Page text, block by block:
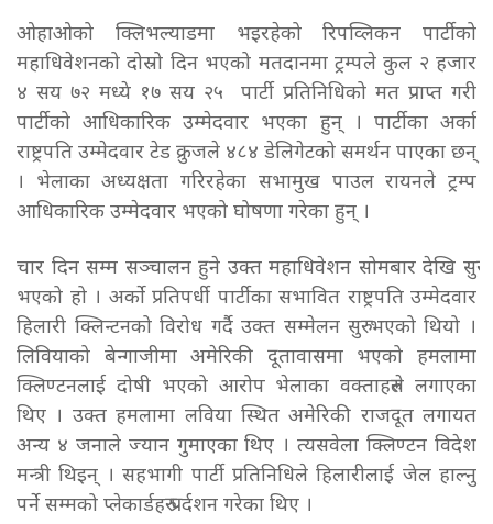
ओहाओको क्लिभल्याडमा भइरहेको रिपव्लिकन पार्टीको
महाधिवेशनको दोस्रो दिन भएको मतदानमा ट्रम्पले कुल २ हजार
४ सय ७२ मध्ये १७ सय २५ पार्टी प्रतिनिधिको मत प्राप्त गरी
पार्टीको आधिकारिक उम्मेदवार भएका हुन् । पार्टीका अर्का
राष्ट्रपति उम्मेदवार टेड क्रुजले ४८४ डेलिगेटको समर्थन पाएका छन्
। भेलाका अध्यक्षता गरिरहेका सभामुख पाउल रायनले ट्रम्प
आधिकारिक उम्मेदवार भएको घोषणा गरेका हुन् ।
चार दिन सम्म सञ्चालन हुने उक्त महाधिवेशन सोमबार देखि सुरु
भएको हो । अर्को प्रतिपर्धी पार्टीका सभावित राष्ट्रपति उम्मेदवार
हिलारी क्लिन्टनको विरोध गर्दै उक्त सम्मेलन सुरु भएको थियो ।
लिवियाको बेन्गाजीमा अमेरिकी दूतावासमा भएको हमलामा
क्लिण्टनलाई दोषी भएको आरोप भेलाका वक्ताहरुले लगाएका
थिए । उक्त हमलामा लविया स्थित अमेरिकी राजदूत लगायत
अन्य ४ जनाले ज्यान गुमाएका थिए । त्यसवेला क्लिण्टन विदेश
मन्त्री थिइन् । सहभागी पार्टी प्रतिनिधिले हिलारीलाई जेल हाल्नु
पर्ने सम्मको प्लेकार्डहरु प्रर्दशन गरेका थिए ।